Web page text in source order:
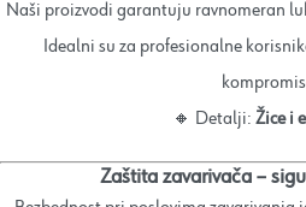
Naši proizvodi garantuju ravnomeran
Idealni su za profesionalne
🔸 Detalji: Žice i
Zaštita zavarivača –